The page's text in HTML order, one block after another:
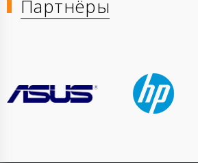
Партнёры